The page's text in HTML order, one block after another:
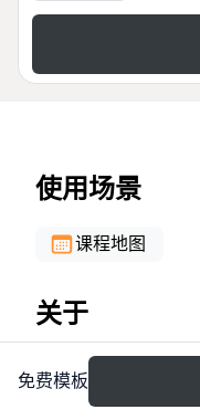
使用场景
课程地图
关于
The Diploma
provides a
免费模板